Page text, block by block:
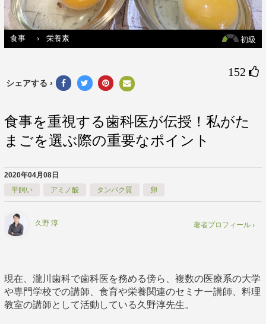
初級
食事 › 栄養素
152 
シェアする ›
食事を重視する歯科医が伝授！私がた
まごを選ぶ際の重要なポイント
2020年04月08日
平飼い
アミノ酸 タンパク質 卵
久野 淳 著者プロフィール ›
現在、瀧川歯科で歯科医を務める傍ら、複数の医療系の大学
や専門学校での講師、食育や栄養関連のセミナー講師、料理
教室の講師として活動している久野淳先生。